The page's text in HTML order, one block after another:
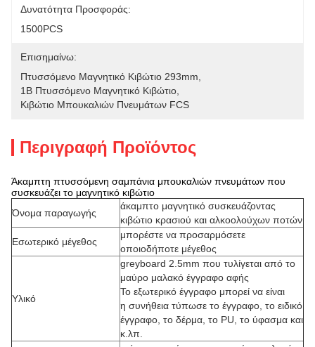
Δυνατότητα Προσφοράς:
1500PCS
Επισημαίνω:
Πτυσσόμενο Μαγνητικό Κιβώτιο 293mm
1B Πτυσσόμενο Μαγνητικό Κιβώτιο
Κιβώτιο Μπουκαλιών Πνευμάτων FCS
Περιγραφή Προϊόντος
Άκαμπτη πτυσσόμενη σαμπάνια μπουκαλιών πνευμάτων που
συσκευάζει το μαγνητικό κιβώτιο
Όνομα παραγωγής
άκαμπτο μαγνητικό συσκευάζοντας
κιβώτιο κρασιού και αλκοολούχων ποτών
Εσωτερικό μέγεθος
μπορέστε να προσαρμόσετε
οποιοδήποτε μέγεθος
Υλικό
greyboard 2.5mm που τυλίγεται από το
μαύρο μαλακό έγγραφο αφής
Το εξωτερικό έγγραφο μπορεί να είναι
η συνήθεια τύπωσε το έγγραφο, το ειδικό
έγγραφο, το δέρμα, το PU, το ύφασμα και
κ.λπ.